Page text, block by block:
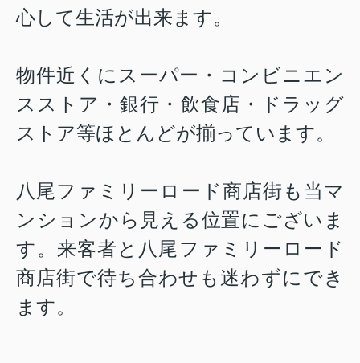
心して生活が出来ます。
物件近くにスーパー・コンビニエン
スストア・銀行・飲食店・ドラッグ
ストア等ほとんどが揃っています。
八尾ファミリーロード商店街も当マ
ンションから見える位置にございま
す。来客者と八尾ファミリーロード
商店街で待ち合わせも迷わずにでき
ます。